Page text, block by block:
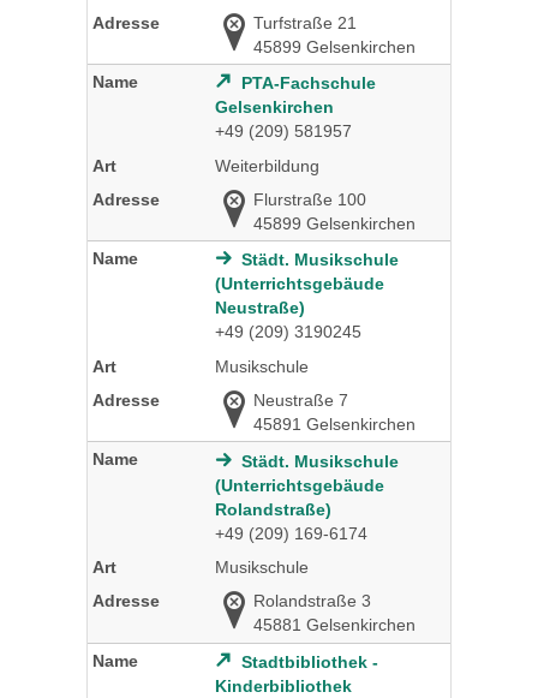
Turfstraße 21
45899 Gelsenkirchen
PTA-Fachschule
Gelsenkirchen
+49 (209) 581957
Weiterbildung
Flurstraße 100
45899 Gelsenkirchen
Städt. Musikschule
(Unterrichtsgebäude
Neustraße)
+49 (209) 3190245
Musikschule
Neustraße 7
45891 Gelsenkirchen
Städt. Musikschule
(Unterrichtsgebäude
Rolandstraße)
+49 (209) 169-6174
Musikschule
Rolandstraße 3
45881 Gelsenkirchen
Stadtbibliothek -
Kinderbibliothek